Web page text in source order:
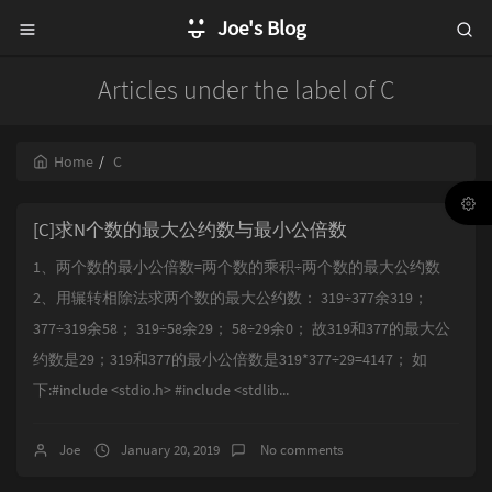
Joe's Blog
Articles under the label of C
Home C
[C]求N个数的最大公约数与最小公倍数
1、两个数的最小公倍数=两个数的乘积÷两个数的最大公约数
2、用辗转相除法求两个数的最大公约数： 319÷377余319；
377÷319余58； 319÷58余29； 58÷29余0； 故319和377的最大公
约数是29；319和377的最小公倍数是319*377÷29=4147； 如
下:#include <stdio.h> #include <stdlib...
Joe January 20, 2019 No comments